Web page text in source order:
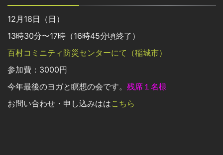
12月18日（日）
13時30分〜17時（16時45分頃終了）
百村コミニティ防災センターにて（稲城市）
参加費：3000円
今年最後のヨガと瞑想の会です。 残席１名様
お問い合わせ・申し込みははこちら